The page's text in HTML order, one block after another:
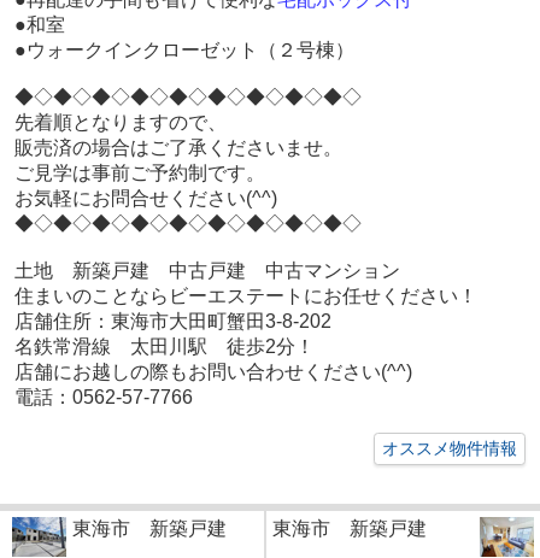
●和室
●ウォークインクローゼット（２号棟）
◆◇◆◇◆◇◆◇◆◇◆◇◆◇◆◇◆◇
先着順となりますので、
販売済の場合はご了承くださいませ。
ご見学は事前ご予約制です。
お気軽にお問合せください(^^)
◆◇◆◇◆◇◆◇◆◇◆◇◆◇◆◇◆◇
土地 新築戸建 中古戸建 中古マンション
住まいのことならビーエステートにお任せください！
店舗住所：東海市大田町蟹田3-8-202
名鉄常滑線 太田川駅 徒歩2分！
店舗にお越しの際もお問い合わせください(^^)
電話：0562-57-7766
オススメ物件情報
東海市 新築戸建 東海市 新築戸建